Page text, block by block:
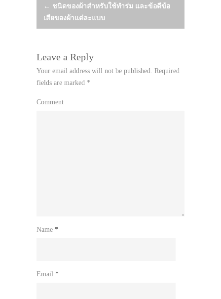
Post
navigation
← ชนิดของผ้าสำหรับใช้ทำร่ม และข้อดีข้อ
เสียของผ้าแต่ละแบบ
Leave a Reply
Your email address will not be published. Required
fields are marked *
Comment
Name *
Email *